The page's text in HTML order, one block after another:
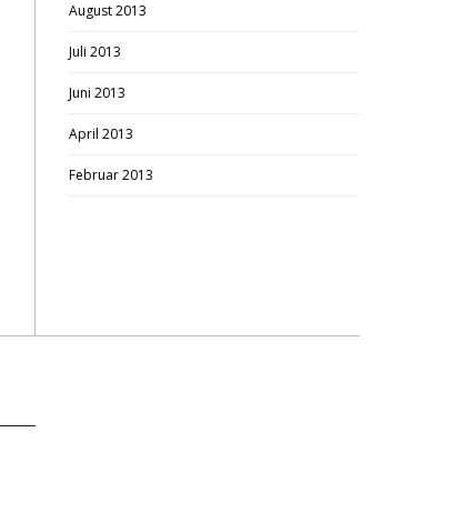
August 2013
Juli 2013
Juni 2013
April 2013
Februar 2013